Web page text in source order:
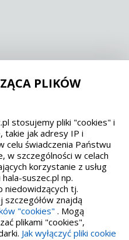
oraz W3C
508 EAA/EN 301549
5568
PLIKÓW
stosujemy pliki "cookies" i
jak adresy IP i
celu świadczenia Państwu
w szczególności w celach
korzystanie z usług
suszec.pl np.
niedowidzących tj.
szczegółów znajdą
"cookies" . Mogą
plikami "cookies",
Jak wyłączyć pliki cookie